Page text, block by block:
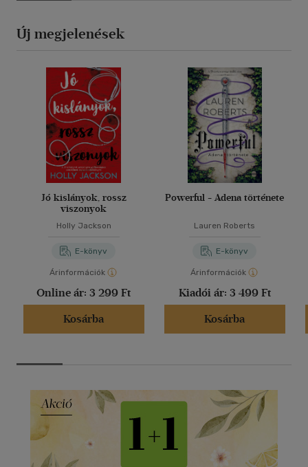
Új megjelenések
Jó kislányok, rossz
viszonyok
Holly Jackson
E-könyv
Árinformációk
Online ár: 3 299 Ft
Kosárba
Powerful - Adena története
Lauren Roberts
E-könyv
Árinformációk
Kiadói ár: 3 499 Ft
Kosárba